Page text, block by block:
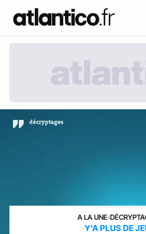
A LA UNE›
Y'A PLUS DE